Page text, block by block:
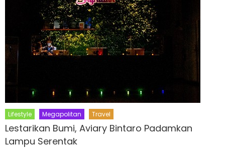
Lifestyle Megapolitan Travel
Lestarikan Bumi, Aviary Bintaro Padamkan
Lampu Serentak